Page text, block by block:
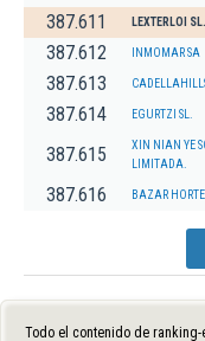
387.611 LEXTERLOI SL.
387.612 INMOMAR SA
387.613 CADELLAHILLS
387.614 EGURTZI SL.
387.615
XIN NIAN YE
LIMITADA.
387.616 BAZAR
Todo el contenido de